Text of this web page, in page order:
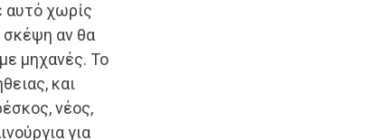
αυτό χωρίς
σκέψη αν θα
μηχανές. Το
και
νέος,
για